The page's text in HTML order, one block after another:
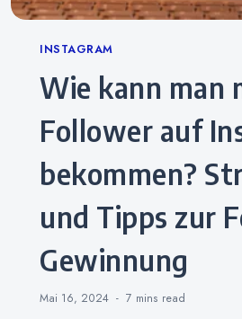
Categories
INSTAGRAM
Wie kann man mehr
Follower auf
bekommen?
und Tipps zur
Gewinnung
Mai 16, 2024 7 mins read